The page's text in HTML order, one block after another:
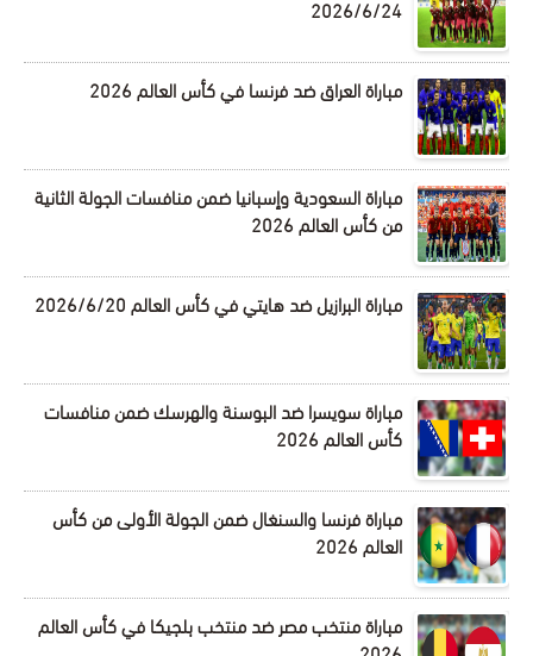
2026/6/24
مباراة العراق ضد فرنسا في كأس العالم 2026
مباراة السعودية وإسبانيا ضمن منافسات الجولة الثانية
من كأس العالم 2026
مباراة البرازيل ضد هايتي في كأس العالم 2026/6/20
مباراة سويسرا ضد البوسنة والهرسك ضمن منافسات
كأس العالم 2026
مباراة فرنسا والسنغال ضمن الجولة الأولى من كأس
العالم 2026
مباراة منتخب مصر ضد منتخب بلجيكا في كأس العالم